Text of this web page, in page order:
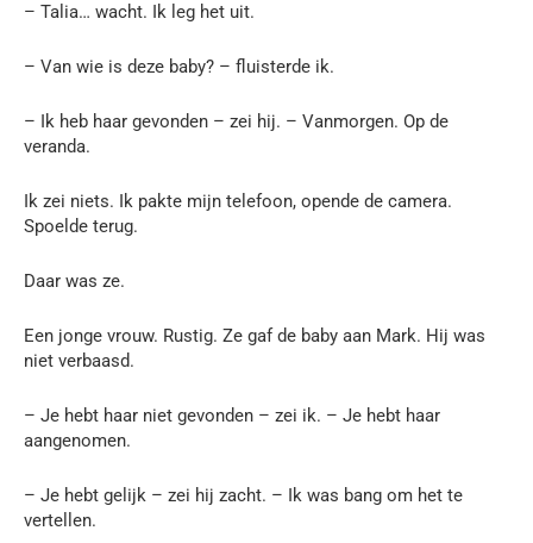
– Talia… wacht. Ik leg het uit.
– Van wie is deze baby? – fluisterde ik.
– Ik heb haar gevonden – zei hij. – Vanmorgen. Op de
veranda.
Ik zei niets. Ik pakte mijn telefoon, opende de camera.
Spoelde terug.
Daar was ze.
Een jonge vrouw. Rustig. Ze gaf de baby aan Mark. Hij was
niet verbaasd.
– Je hebt haar niet gevonden – zei ik. – Je hebt haar
aangenomen.
– Je hebt gelijk – zei hij zacht. – Ik was bang om het te
vertellen.